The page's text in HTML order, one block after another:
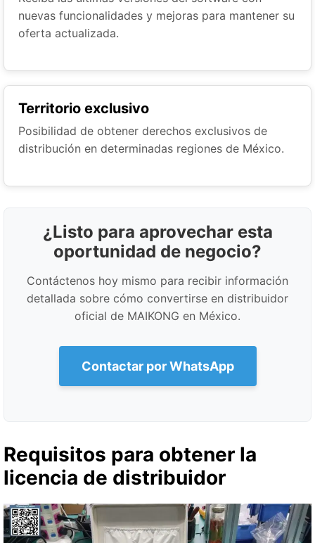
nuevas funcionalidades y mejoras para mantener su
oferta actualizada.
Territorio exclusivo
Posibilidad de obtener derechos exclusivos de
distribución en determinadas regiones de México.
¿Listo para aprovechar esta
oportunidad de negocio?
Contáctenos hoy mismo para recibir información
detallada sobre cómo convertirse en distribuidor
oficial de MAIKONG en México.
Contactar por WhatsApp
Requisitos para obtener la
licencia de distribuidor